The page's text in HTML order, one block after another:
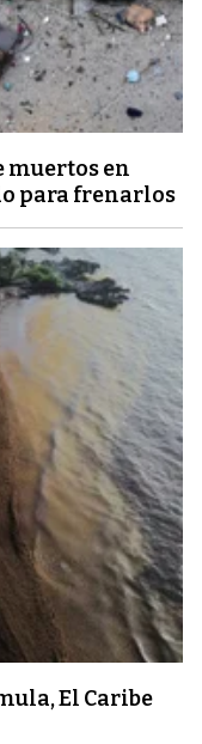
muertos en
para frenarlos
El Caribe